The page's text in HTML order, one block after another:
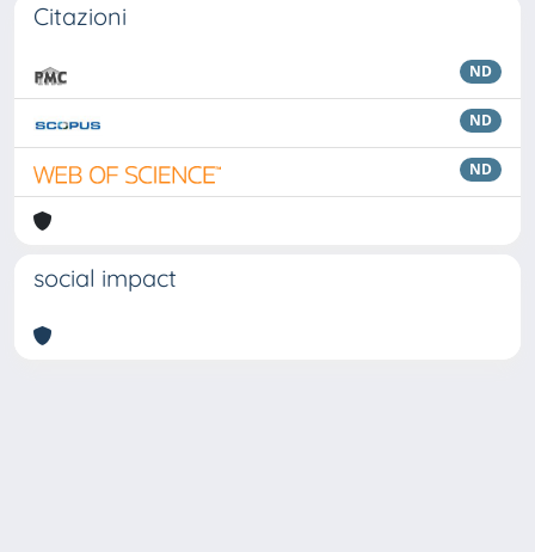
Citazioni
ND
ND
ND
social impact